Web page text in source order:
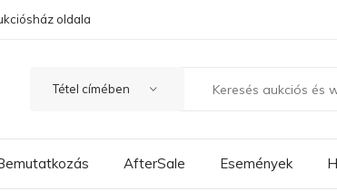
oldala
AfterSale Események